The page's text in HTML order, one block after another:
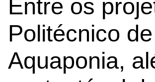
Entre os
Politécnico
Aquaponia,